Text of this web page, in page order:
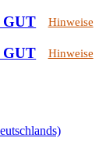
GUT Hinweise
GUT Hinweise